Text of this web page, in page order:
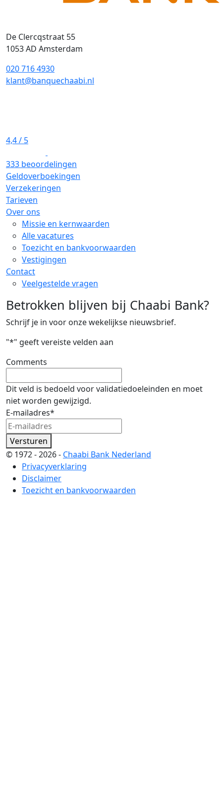
De Clercqstraat 55
1053 AD Amsterdam
020 716 4930
klant@banquechaabi.nl
4,4/ 5
333 beoordelingen
Geldoverboekingen
Verzekeringen
Tarieven
Over ons
Missie en kernwaarden
Alle vacatures
Toezicht en bankvoorwaarden
Vestigingen
Contact
Veelgestelde vragen
Betrokken blijven bij Chaabi Bank?
Schrijf je in voor onze wekelijkse nieuwsbrief.
"*" geeft vereiste velden aan
Comments
Dit veld is bedoeld voor validatiedoeleinden en moet
niet worden gewijzigd.
E-mailadres*
Versturen
© 1972 - 2026 - Chaabi Bank Nederland
Privacyverklaring
Disclaimer
Toezicht en bankvoorwaarden